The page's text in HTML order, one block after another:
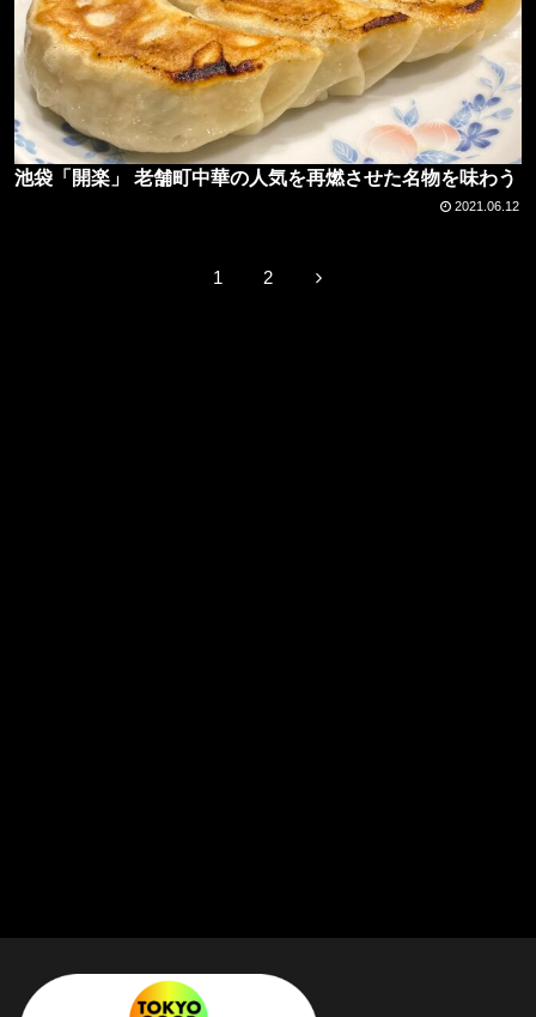
池袋「開楽」 老舗町中華の人気を再燃させた名物を味わう
2021.06.12
1 2